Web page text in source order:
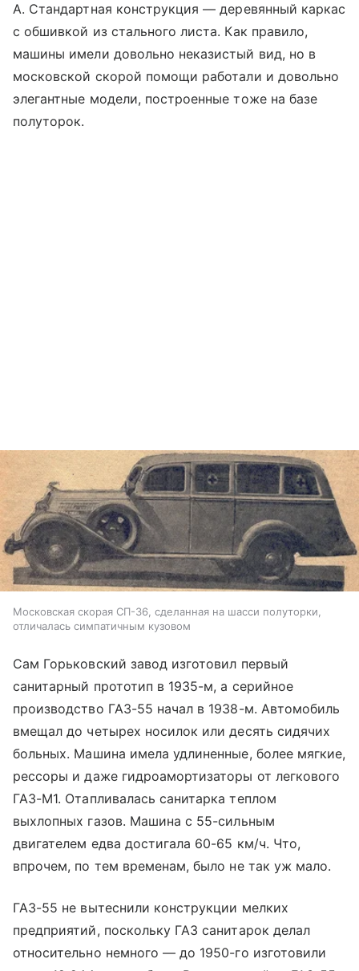
А. Стандартная конструкция — деревянный каркас
с обшивкой из стального листа. Как правило,
машины имели довольно неказистый вид, но в
московской скорой помощи работали и довольно
элегантные модели, построенные тоже на базе
полуторок.
Московская скорая СП-36, сделанная на шасси полуторки,
отличалась симпатичным кузовом
Сам Горьковский завод изготовил первый
санитарный прототип в 1935-м, а серийное
производство ГАЗ-55 начал в 1938-м. Автомобиль
вмещал до четырех носилок или десять сидячих
больных. Машина имела удлиненные, более мягкие,
рессоры и даже гидроамортизаторы от легкового
ГАЗ-М1. Отапливалась санитарка теплом
выхлопных газов. Машина с 55-сильным
двигателем едва достигала 60-65 км/ч. Что,
впрочем, по тем временам, было не так уж мало.
ГАЗ-55 не вытеснили конструкции мелких
предприятий, поскольку ГАЗ санитарок делал
относительно немного — до 1950-го изготовили